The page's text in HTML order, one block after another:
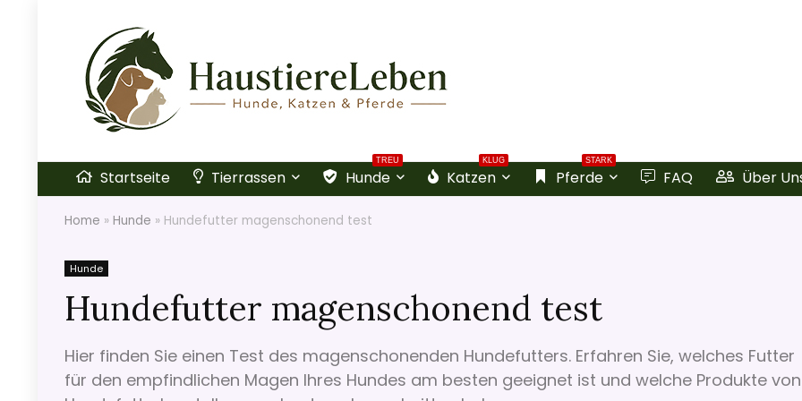
Startseite Tierrassen
TREU
Hunde
KLUG
Katzen
STARK
Pferde FAQ Über
Home » Hunde » Hundefutter magenschonend test
Hunde
Hundefutter magenschonend test
Hier finden Sie einen Test des magenschonenden Hundefutters. Erfahren Sie, welches Futter
für den empfindlichen Magen Ihres Hundes am besten geeignet ist und welche Produkte von